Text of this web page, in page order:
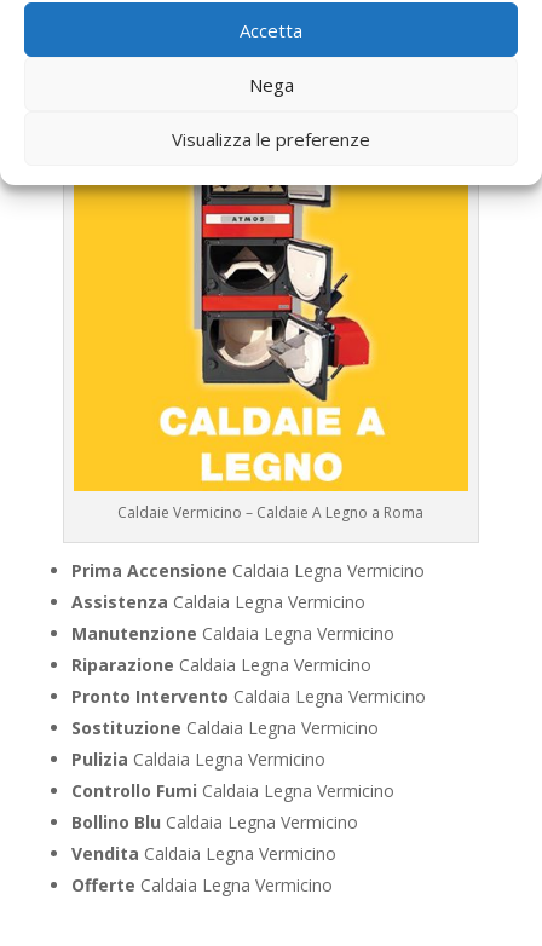
Accetta
Nega
Visualizza le preferenze
Assistenza Caldaia Legna
Caldaie Vermicino – Caldaie A Legno a Roma
Prima Accensione Caldaia Legna Vermicino
Assistenza Caldaia Legna Vermicino
Manutenzione Caldaia Legna Vermicino
Riparazione Caldaia Legna Vermicino
Pronto Intervento Caldaia Legna Vermicino
Sostituzione Caldaia Legna Vermicino
Pulizia Caldaia Legna Vermicino
Controllo Fumi Caldaia Legna Vermicino
Bollino Blu Caldaia Legna Vermicino
Vendita Caldaia Legna Vermicino
Offerte Caldaia Legna Vermicino